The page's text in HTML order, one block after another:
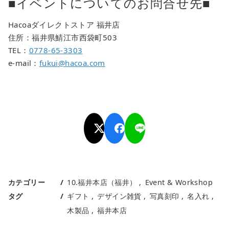
Hacoaダイレクトストア 福井店
住所：福井県鯖江市西袋町503
TEL： 0778-65-3303
e-mail： fukui@hacoa.com
カテゴリー 10.福井本店（福井）
Event & Workshop
タグ
ギフト デザイン雑貨 写真刻印
名入れ
木製品
福井本店